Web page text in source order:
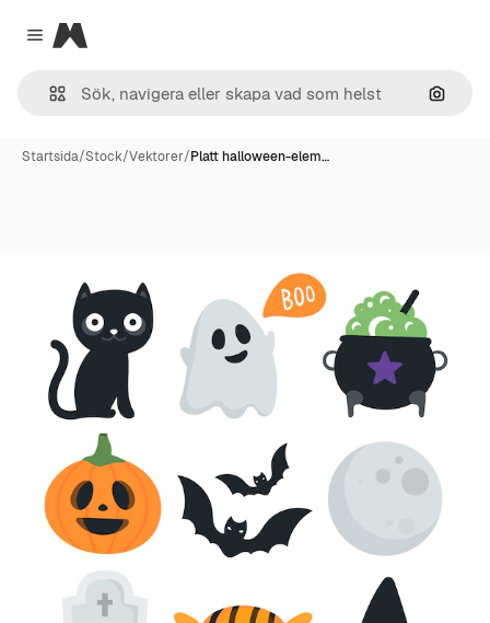
Close menu
Magnific
Sök
Startsida/Stock/Vektorer/Platt halloween-elem…